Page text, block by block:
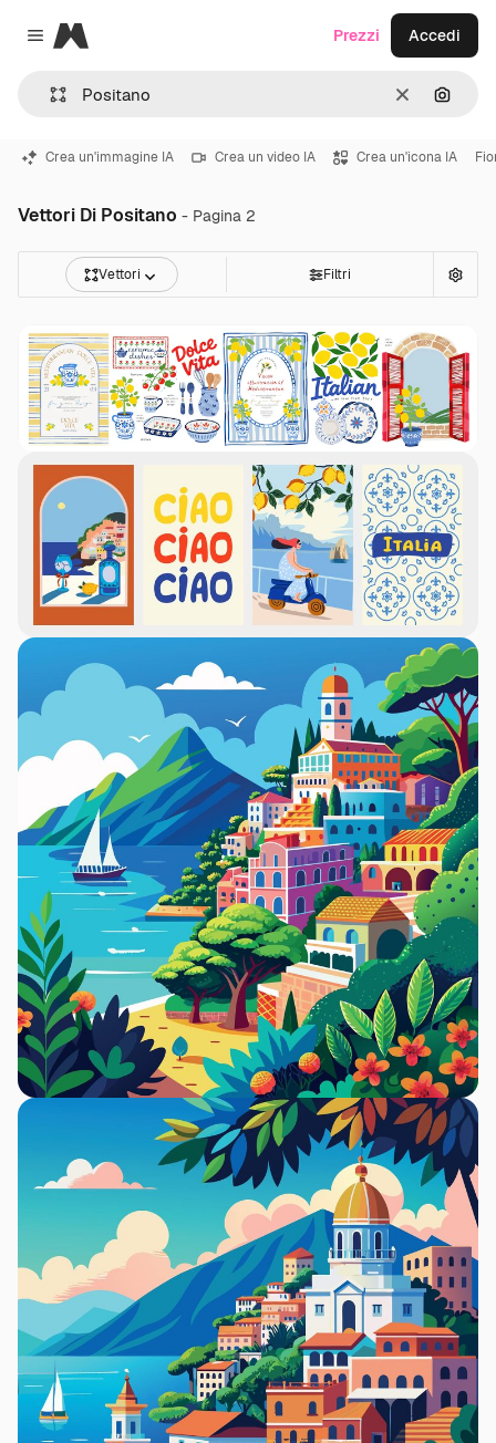
Close menu
Magnific
CancellaCerca
Prezzi Accedi
Crea un'immagine IA Crea un video IA Crea un'icona IA
Vettori Di Positano - Pagina 2
Vettori Filtri